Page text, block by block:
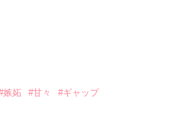
嫉妬 #甘々 #ギャップ